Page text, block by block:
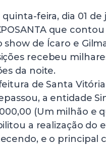
quinta-feira, dia 01
que
show de Ícaro e
recebeu
da noite.
de Santa
a entidade
(Um milhão e
a realização do
e o principal